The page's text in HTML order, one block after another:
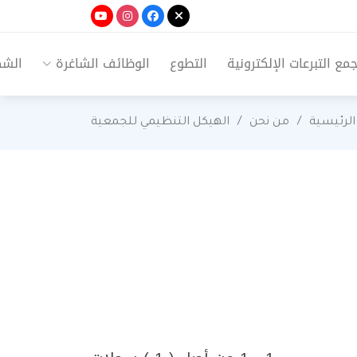
التبرعات الإلكترونية التطوع الوظائف الشاغرة
الرئيسية من نحن الهيكل التنظيمي للجمعية